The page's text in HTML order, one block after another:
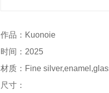
作品：Kuonoie
时间：2025
材质：Fine
尺寸：